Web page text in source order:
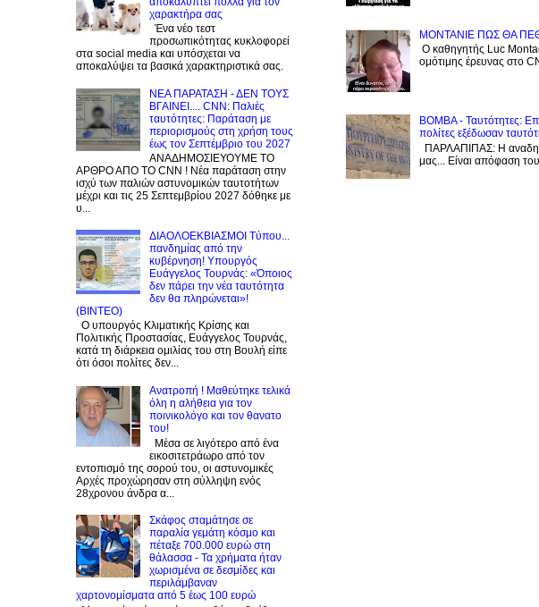
ΜΟΝΤΑΝΙΕ ΠΩΣ ΘΑ
Ο καθηγητής Luc
ομότιμης έρευνας στο
BOMBA - Ταυτότητες:
πολίτες εξέδωσαν
ΠΑΡΛΑΠΙΠΑΣ: Η
μας... Είναι απόφαση
χαρακτήρα σας
Ένα νέο τεστ
προσωπικότητας κυκλοφορεί
στα social media και υπόσχεται να
αποκαλύψει τα βασικά χαρακτηριστικά σας.
NEA ΠΑΡΑΤΑΣΗ - ΔΕΝ ΤΟΥΣ
ΒΓΑΙΝΕΙ.... CNN: Παλιές
ταυτότητες: Παράταση με
περιορισμούς στη χρήση τους
έως τον Σεπτέμβριο του 2027
ΑΝΑΔΗΜΟΣΙΕΥΟΥΜΕ ΤΟ
ΑΡΘΡΟ ΑΠΟ ΤΟ CNN ! Νέα παράταση στην
ισχύ των παλιών αστυνομικών ταυτοτήτων
μέχρι και τις 25 Σεπτεμβρίου 2027 δόθηκε με
υ...
ΔΙΑΟΛΟΕΚΒΙΑΣΜΟΙ Tύπου...
πανδημίας από την
κυβέρνηση! Υπουργός
Ευάγγελος Τουρνάς: «Όποιος
δεν πάρει την νέα ταυτότητα
δεν θα πληρώνεται»!
(BINTEO)
Ο υπουργός Κλιματικής Κρίσης και
Πολιτικής Προστασίας, Ευάγγελος Τουρνάς,
κατά τη διάρκεια ομιλίας του στη Βουλή είπε
ότι όσοι πολίτες δεν...
Ανατροπή ! Mαθεύτηκε τελικά
όλη η αλήθεια για τον
ποινικολόγο και τον θανατο
του!
Μέσα σε λιγότερο από ένα
εικοσιτετράωρο από τον
εντοπισμό της σορού του, οι αστυνομικές
Αρχές προχώρησαν στη σύλληψη ενός
28χρονου άνδρα α...
Σκάφος σταμάτησε σε
παραλία γεμάτη κόσμο και
πέταξε 700.000 ευρώ στη
θάλασσα - Τα χρήματα ήταν
χωρισμένα σε δεσμίδες και
περιλάμβαναν
χαρτονομίσματα από 5 έως 100 ευρώ